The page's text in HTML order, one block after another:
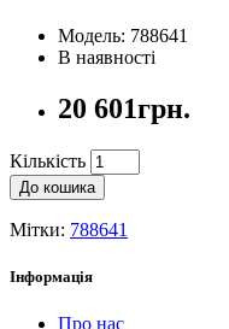
Модель: 788641
В наявності
20 601грн.
Кількість
До кошика
Мітки: 788641
Інформація
Про нас